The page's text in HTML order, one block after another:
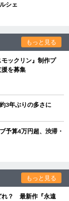
シェ
もっと見る
ックリン』制作プ
を募集
3年ぶりの多さに
予算4万円超、渋滞・
もっと見る
れ？ 最新作『永遠